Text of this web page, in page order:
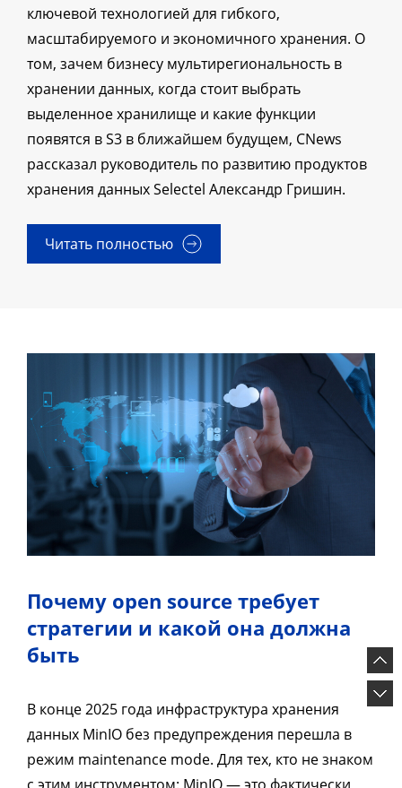
ключевой технологией для гибкого,
масштабируемого и экономичного хранения. О
том, зачем бизнесу мультирегиональность в
хранении данных, когда стоит выбрать
выделенное хранилище и какие функции
появятся в S3 в ближайшем будущем, CNews
рассказал руководитель по развитию продуктов
хранения данных Selectel Александр Гришин.
Читать полностью
Почему open source требует
стратегии и какой она должна
быть
В конце 2025 года инфраструктура хранения
данных MinIO без предупреждения перешла в
режим maintenance mode. Для тех, кто не знаком